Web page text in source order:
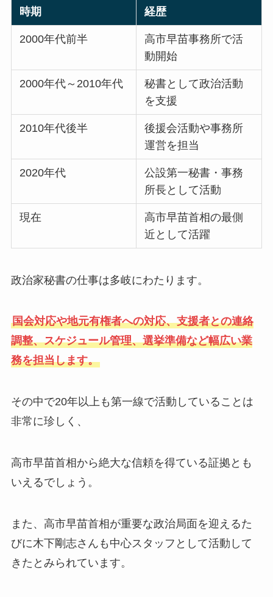
時期 経歴
2000年代前半
高市早苗事務所で活
動開始
2000年代～2010年代
秘書として政治活動
を支援
2010年代後半
後援会活動や事務所
運営を担当
2020年代
公設第一秘書・事務
所長として活動
現在
高市早苗首相の最側
近として活躍
政治家秘書の仕事は多岐にわたります。
国会対応や地元有権者への対応、支援者との連絡
調整、スケジュール管理、選挙準備など幅広い業
務を担当します。
その中で20年以上も第一線で活動していることは
非常に珍しく、
高市早苗首相から絶大な信頼を得ている証拠とも
いえるでしょう。
また、高市早苗首相が重要な政治局面を迎えるた
びに木下剛志さんも中心スタッフとして活動して
きたとみられています。